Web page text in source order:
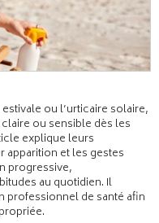
ou l’urticaire solaire,
ou sensible dès les
explique leurs
et les gestes
progressive,
au quotidien. Il
professionnel de santé afin